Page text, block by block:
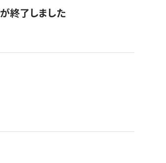
終了しました